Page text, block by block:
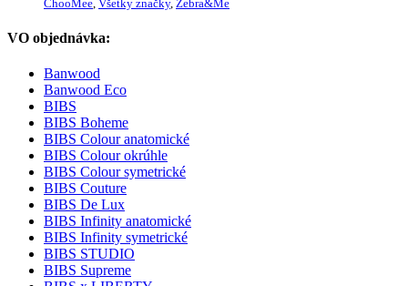
ChooMee Všetky značky, Zebra&Me
VO objednávka:
Banwood
Banwood Eco
BIBS
BIBS Boheme
BIBS Colour anatomické
BIBS Colour okrúhle
BIBS Colour symetrické
BIBS Couture
BIBS De Lux
BIBS Infinity anatomické
BIBS Infinity symetrické
BIBS STUDIO
BIBS Supreme